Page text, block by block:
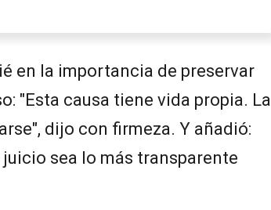
en la importancia de preservar
"Esta causa tiene vida propia. La
dijo con firmeza. Y añadió:
sea lo más transparente